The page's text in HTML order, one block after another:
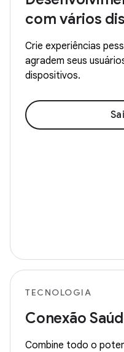
com vários
Crie experiências
agradem seus
dispositivos.
TECNOLOGIA
Conexão
Combine todo o